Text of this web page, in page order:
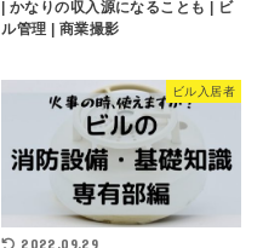
| かなりの収入源になることも | ビ
ル管理 | 商業撮影
ビル入居者
2022.09.29